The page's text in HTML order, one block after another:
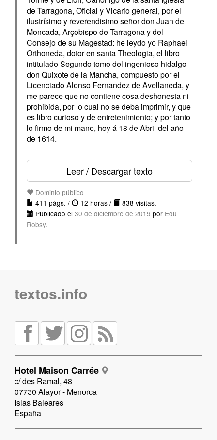
de Tarragona, Oficial y Vicario general, por el
ilustrísimo y reverendisimo señor don Juan de
Moncada, Arçobispo de Tarragona y del
Consejo de su Magestad: he leydo yo Raphael
Orthoneda, dotor en santa Theologia, el libro
intitulado Segundo tomo del ingenioso hidalgo
don Quixote de la Mancha, compuesto por el
Licenciado Alonso Fernandez de Avellaneda, y
me parece que no contiene cosa deshonesta ni
prohibida, por lo cual no se deba imprimir, y que
es libro curioso y de entretenimiento; y por tanto
lo firmo de mi mano, hoy á 18 de Abril del año
de 1614.
Leer / Descargar texto
Dominio público
411 págs. /
12 horas /
838 visitas.
Publicado el 30 de diciembre de 2019 por Edu
Robsy.
textos.info
Hotel Maison Carrée
c/ des Ramal, 48
07730 Alayor - Menorca
Islas Baleares
España